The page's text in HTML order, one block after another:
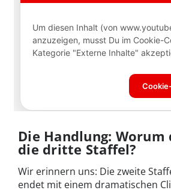
Die Handlung:
die dritte Staffel?
Wir erinnern uns: Die zweite
endet mit einem dramatischen